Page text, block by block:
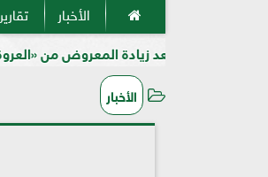
الأخبار تقارير
زيادة المعروض من «العروة الخريفية»
الأخبار